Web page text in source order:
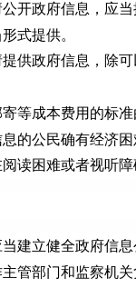
政府信息，应当
式提供。
政府信息，除可
成本费用的标准
公民确有经济困
困难或者视听障
立健全政府信息
管部门和监察机关